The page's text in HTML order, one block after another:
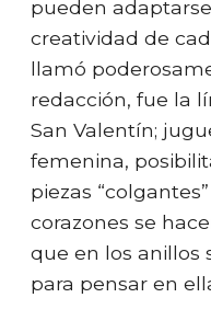
pueden
creatividad de
llamó
redacción, fue la
San Valentín;
femenina,
piezas
corazones se
que en los anillos
para pensar en